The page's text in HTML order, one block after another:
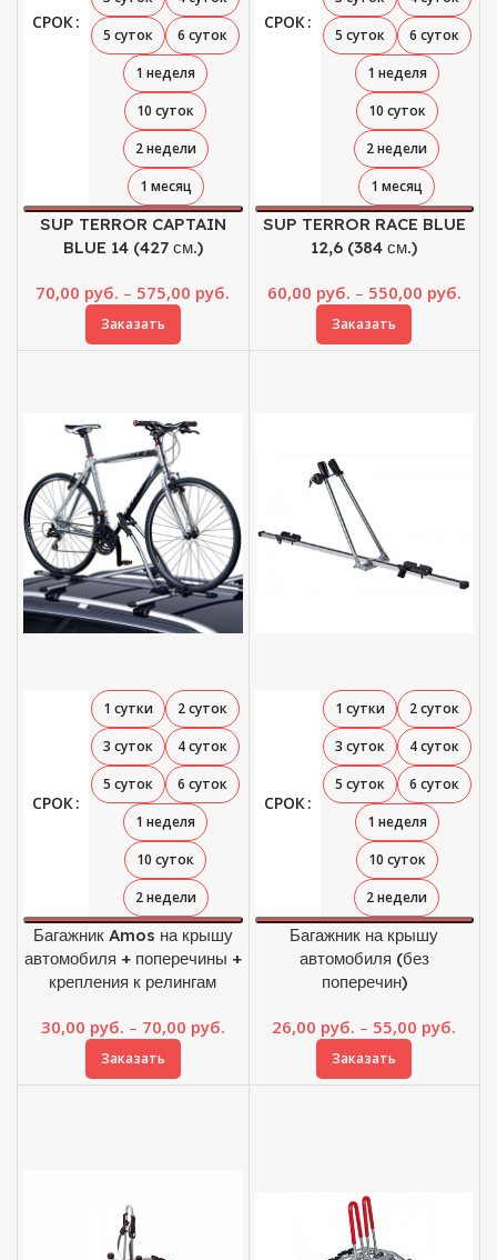
СРОК
5 суток
6 суток
1 неделя
10 суток
2 недели
1 месяц
SUP TERROR CAPTAIN
BLUE 14 (427 см.)
70,00 руб. – 575,00 руб. Диапазон
Заказать
СРОК
5 суток
6 суток
1 неделя
10 суток
2 недели
1 месяц
SUP TERROR RACE BLUE
12,6 (384 см.)
60,00 руб. – 550,00 руб.
Заказать
СРОК
1 сутки
2 суток
3 суток
4 суток
5 суток
6 суток
1 неделя
10 суток
2 недели
Багажник Amos на крышу
автомобиля + поперечины +
крепления к релингам
30,00 руб. – 70,00 руб.Диапазон
Заказать
СРОК
1 сутки
2 суток
3 суток
4 суток
5 суток
6 суток
1 неделя
10 суток
2 недели
Багажник на крышу
автомобиля (без
поперечин)
26,00 руб. – 55,00 руб.
Заказать